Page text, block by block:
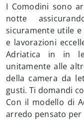
I Comodini sono
notte
sicuramente utile
e lavorazioni
Adriatica in in
unitamente alle
della camera da
gusti. Ti domandi
Con il modello di
arredo pensato per